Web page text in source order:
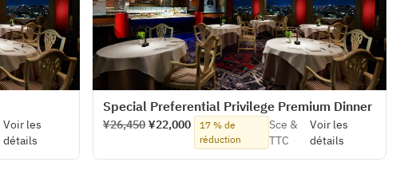
Voir les
détails
Special Preferential Privilege Premium Dinner
¥26,450 ¥22,000
17 % de
réduction
Sce &
TTC
Voir les
détails